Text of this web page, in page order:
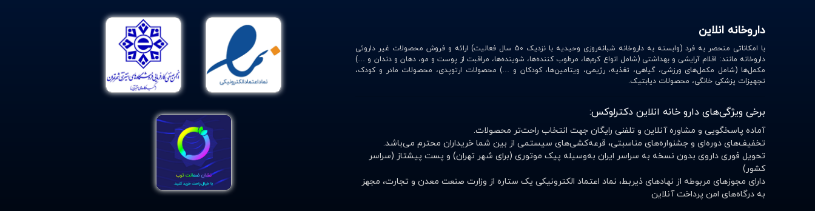
تهران دارو | Tehran Darou
آیس بال | ICE Ball
ویتالوژیک | VitaLogic
نایس فرش | Nice Fresh
تچرا فارمد | Tachra Pharmed
داروخانه انلاین
با امکاناتی منحصر به فرد (وابسته به داروخانه شبانه‌روزی وحیدیه با نزدیک 50 سال فعالیت) ارائه و فروش محصولات غیر داروئی
داروخانه مانند: اقلام آرایشی و بهداشتی (شامل انواع کرم‌ها، مرطوب کننده‌ها، شوینده‌ها، مراقبت از پوست و مو، دهان و دندان و …)
مکمل‌ها (شامل مکمل‌های ورزشی، گیاهی، تغذیه، رژیمی، ویتامین‌ها، کودکان و …) محصولات ارتوپدی، محصولات مادر و کودک،
تجهیزات پزشکی خانگی، محصولات دیابتیک.
برخی ویژگی‌های دارو خانه انلاین دکترلوکس:
آماده پاسخگویی و مشاوره آنلاین و تلفنی رایگان جهت انتخاب راحت‌تر محصولات.
تخفیف‌های دوره‌ای و جشنواره‌های مناسبتی، قرعه‌کشی‌های سیستمی از بین شما خریداران محترم می‌باشد.
تحویل فوری داروی بدون نسخه به سراسر ایران به‌وسیله پیک موتوری (برای شهر تهران) و پست پیشتاز (سراسر
کشور)
دارای مجوزهای مربوطه از نهادهای ذیربط، نماد اعتماد الکترونیکی یک ستاره از وزارت صنعت معدن و تجارت، مجهز
به درگاه‌های امن پرداخت آنلاین